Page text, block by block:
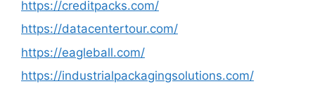
https://creditpacks.com/
https://datacentertour.com/
https://eagleball.com/
https://industrialpackagingsolutions.com/